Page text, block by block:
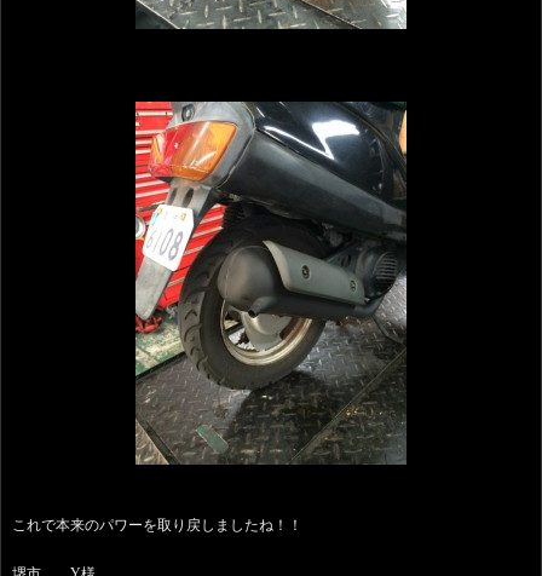
これで本来のパワーを取り戻しましたね！！